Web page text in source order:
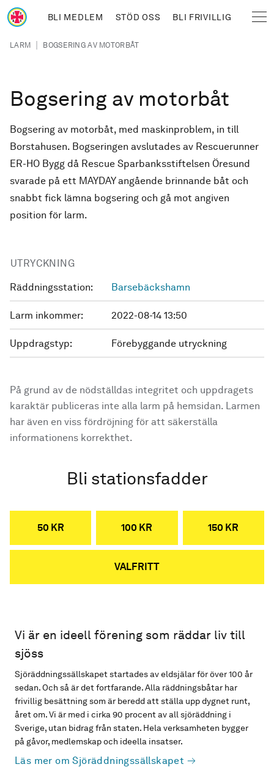
Hoppa till huvudinnehåll
BLI MEDLEM STÖD OSS BLI FRIVILLIG
Länkstig
LARM | BOGSERING AV MOTORBÅT
Bogsering av motorbåt
Bogsering av motorbåt, med maskinproblem, in till
Borstahusen. Bogseringen avslutades av Rescuerunner
ER-HO Bygg då Rescue Sparbanksstiftelsen Öresund
svarade på ett MAYDAY angående brinnande båt och
snabbt fick lämna bogsering och gå mot angiven
position för larm.
UTRYCKNING
Räddningsstation: Barsebäckshamn
Larm inkommer: 2022-08-14 13:50
Uppdragstyp: Förebyggande utryckning
På grund av de nödställdas integritet och uppdragets
karaktär publiceras inte alla larm på hemsidan. Larmen
har även en viss fördröjning för att säkerställa
informationens korrekthet.
Bli stationsfadder
50 KR 100 KR 150 KR
VALFRITT
Vi är en ideell förening som räddar liv till
sjöss
Sjöräddningssällskapet startades av eldsjälar för över 100 år
sedan. Och så är det fortfarande. Alla räddningsbåtar har
frivillig besättning som är beredd att ställa upp dygnet runt,
året om. Vi är med i cirka 90 procent av all sjöräddning i
Sverige, utan bidrag från staten. Hela verksamheten bygger
på gåvor, medlemskap och ideella insatser.
Läs mer om Sjöräddningssällskapet